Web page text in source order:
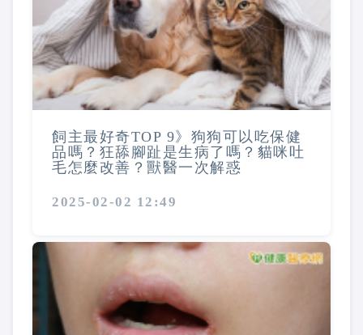
飼主最好奇TOP 9》狗狗可以吃保健
品嗎？狂舔腳趾是生病了嗎？貓咪吐
毛怎麼改善？獸醫一次解惑
2025-02-02 12:49